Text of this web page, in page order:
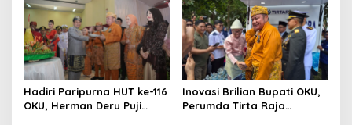
Niaga Bungkam
Hadiri Paripurna HUT ke-116
OKU, Herman Deru Puji
Inovasi Brilian Bupati OKU,
Perumda Tirta Raja